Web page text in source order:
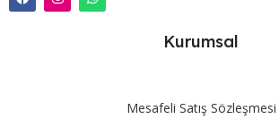
Kurumsal
Mesafeli Satış Sözleşmesi